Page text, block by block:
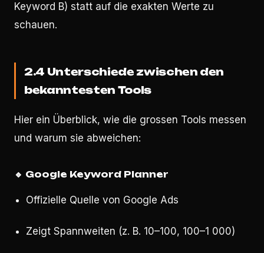
Keyword B) statt auf die exakten Werte zu
schauen.
2.4 Unterschiede zwischen den
bekanntesten Tools
Hier ein Überblick, wie die grossen Tools messen
und warum sie abweichen:
🔹 Google Keyword Planner
Offizielle Quelle von Google Ads
Zeigt Spannweiten (z. B. 10–100, 100–1 000)